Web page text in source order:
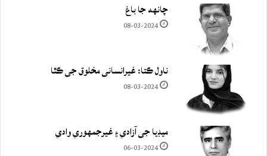
چانهه جا باغ
08-03-2024
ناول ڪتا: غيرانساني مخلوق جي ڪٿا
08-03-2024
ميڊيا جي آزادي ۽ غيرجمھوري وادي
06-03-2024